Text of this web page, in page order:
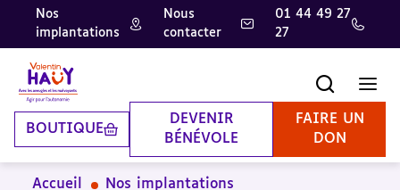
Aller
contenu
principal
Aller
pied
de
page
Aller
la
recherche
Nos
implantations
Nous
contacter
01 44 49 27
27
BOUTIQUE
DEVENIR
BÉNÉVOLE
FAIRE UN
DON
Accueil
Nos implantations